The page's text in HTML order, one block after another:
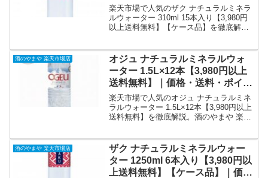
格・送料・ポイント還元まとめ
楽天市場で人気のザク ナチュラルミネラ
ルウォーター 310ml 15本入り【3,980円
以上送料無料】【ケース品】を徹底解
ーザーレビュー0件・平均評価0の商品情
報・購入方法まとめ。
酒のやまや 楽天市場店
オジュ ナチュラルミネラルウォ
ーター 1.5L×12本【3,980円以上
送料無料】｜価格・送料・ポイン
ト還元まとめ
楽天市場で人気のオジュ ナチュラルミネ
ラルウォーター 1.5L×12本【3,980円以上
送料無料】を徹底解説。酒のやまや 楽天
平均評価0の商品情報・購入方法まとめ。
酒のやまや 楽天市場店
ザク ナチュラルミネラルウォー
ター 1250ml 6本入り【3,980円以
上送料無料】【ケース品】｜価